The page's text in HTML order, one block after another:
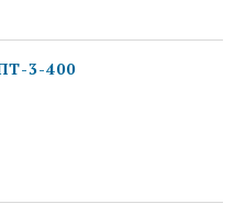
3-400